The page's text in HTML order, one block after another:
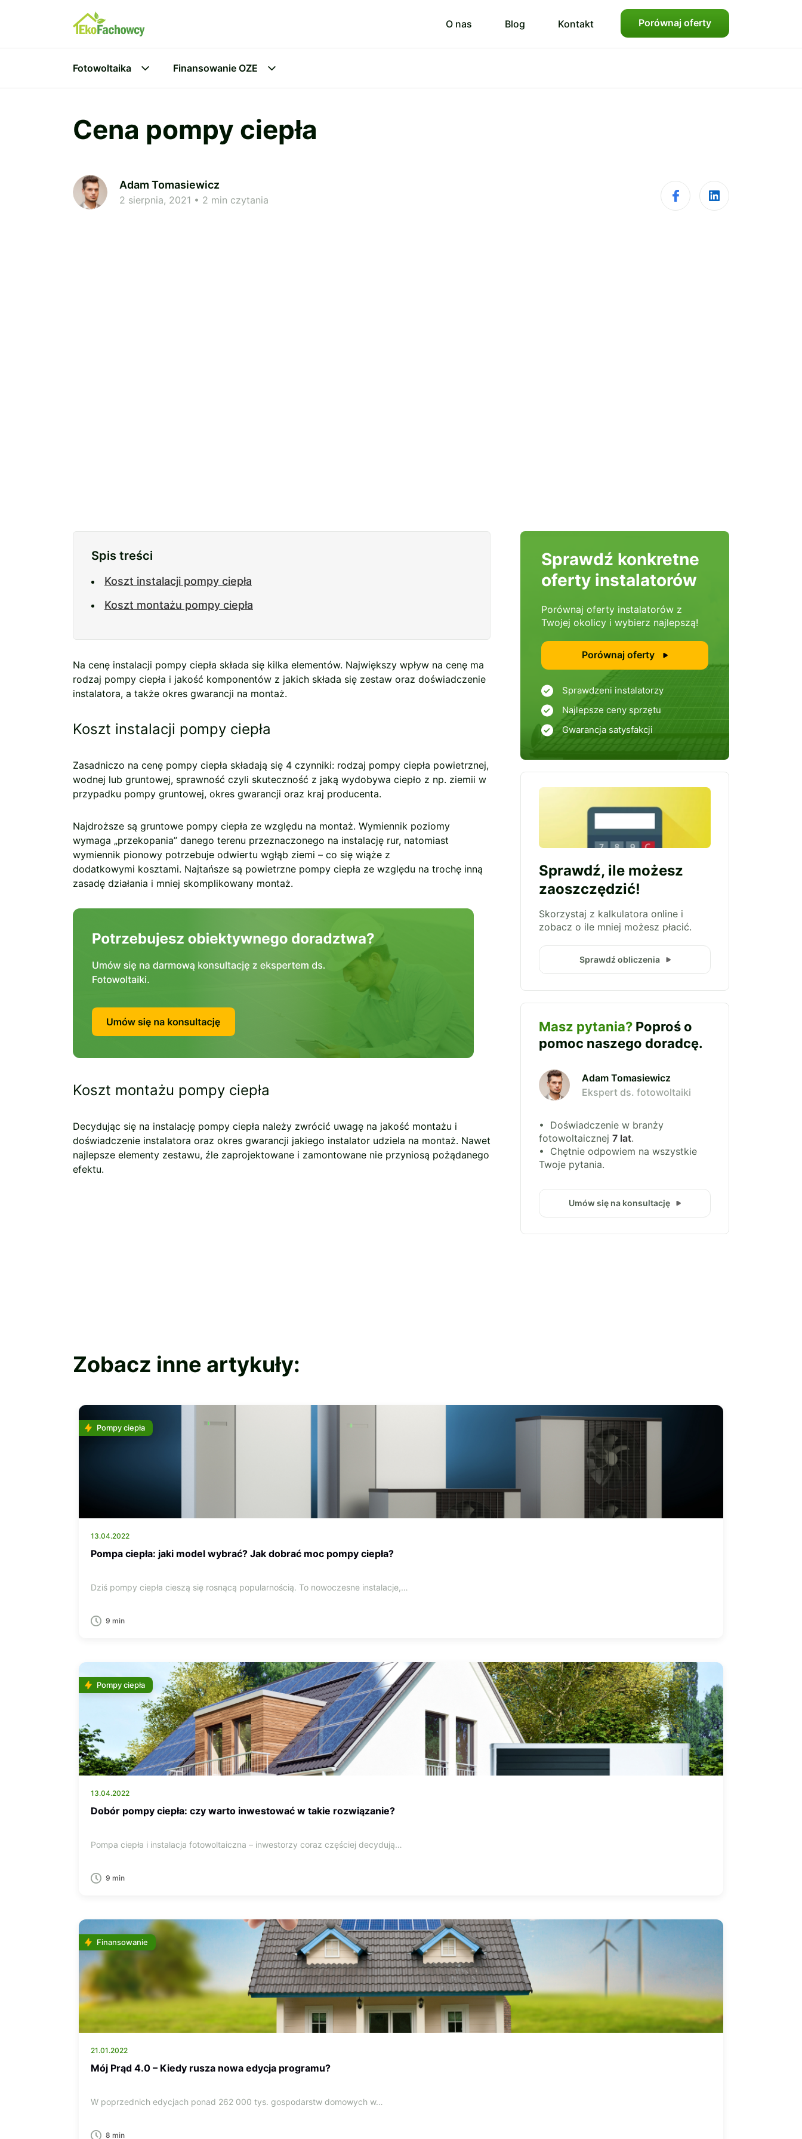
O nas Blog Kontakt Porównaj oferty
Fotowoltaika Finansowanie OZE
Cena pompy ciepła
Adam Tomasiewicz
2 sierpnia, 2021 • 2 min czytania
Spis treści
Koszt instalacji pompy ciepła
Koszt montażu pompy ciepła
Na cenę instalacji pompy ciepła składa się kilka elementów. Największy wpływ na cenę ma
rodzaj pompy ciepła i jakość komponentów z jakich składa się zestaw oraz doświadczenie
instalatora, a także okres gwarancji na montaż.
Koszt instalacji pompy ciepła
Zasadniczo na cenę pompy ciepła składają się 4 czynniki: rodzaj pompy ciepła powietrznej,
wodnej lub gruntowej, sprawność czyli skuteczność z jaką wydobywa ciepło z np. ziemii w
przypadku pompy gruntowej, okres gwarancji oraz kraj producenta.
Najdroższe są gruntowe pompy ciepła ze względu na montaż. Wymiennik poziomy
wymaga „przekopania” danego terenu przeznaczonego na instalację rur, natomiast
wymiennik pionowy potrzebuje odwiertu wgłąb ziemi – co się wiąże z
dodatkowymi kosztami. Najtańsze są powietrzne pompy ciepła ze względu na trochę inną
zasadę działania i mniej skomplikowany montaż.
Koszt montażu pompy ciepła
Decydując się na instalację pompy ciepła należy zwrócić uwagę na jakość montażu i
doświadczenie instalatora oraz okres gwarancji jakiego instalator udziela na montaż. Nawet
najlepsze elementy zestawu, źle zaprojektowane i zamontowane nie przyniosą pożądanego
efektu.
Sprawdź konkretne
oferty instalatorów
Porównaj oferty instalatorów z
Twojej okolicy i wybierz najlepszą!
Porównaj oferty
Sprawdzeni instalatorzy
Najlepsze ceny sprzętu
Gwarancja satysfakcji
Sprawdź, ile możesz
zaoszczędzić!
Skorzystaj z kalkulatora online i
zobacz o ile mniej możesz płacić.
Sprawdź obliczenia
Masz pytania? Poproś o
pomoc naszego doradcę.
Adam Tomasiewicz
Ekspert ds. fotowoltaiki
• Doświadczenie w branży
fotowoltaicznej 7 lat.
• Chętnie odpowiem na wszystkie
Twoje pytania.
Umów się na konsultację
Zobacz inne artykuły:
Pompy ciepła
13.04.2022
Pompa ciepła: jaki model wybrać? Jak dobrać moc pompy ciepła?
Dziś pompy ciepła cieszą się rosnącą popularnością. To nowoczesne instalacje,…
9 min
Pompy ciepła
13.04.2022
Dobór pompy ciepła: czy warto inwestować w takie rozwiązanie?
Pompa ciepła i instalacja fotowoltaiczna – inwestorzy coraz częściej decydują…
9 min
Finansowanie
21.01.2022
Mój Prąd 4.0 – Kiedy rusza nowa edycja programu?
W poprzednich edycjach ponad 262 000 tys. gospodarstw domowych w…
8 min